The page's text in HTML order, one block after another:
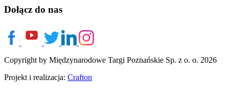
Dołącz do nas
Copyright by Międzynarodowe Targi Poznańskie Sp. z o. o. 2026
Projekt i realizacja: Crafton